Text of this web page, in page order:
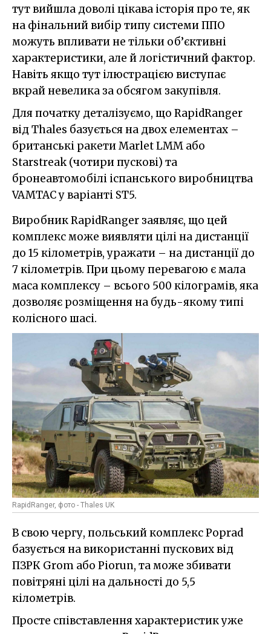
тут вийшла доволі цікава історія про те, як
на фінальний вибір типу системи ППО
можуть впливати не тільки об’єктивні
характеристики, але й логістичний фактор.
Навіть якщо тут ілюстрацією виступає
вкрай невелика за обсягом закупівля.
Для початку деталізуємо, що RapidRanger
від Thales базується на двох елементах –
британські ракети Marlet LMM або
Starstreak (чотири пускові) та
бронеавтомобілі іспанського виробництва
VAMTAC у варіанті ST5.
Виробник RapidRanger заявляє, що цей
комплекс може виявляти цілі на дистанції
до 15 кілометрів, уражати – на дистанції до
7 кілометрів. При цьому перевагою є мала
маса комплексу – всього 500 кілограмів, яка
дозволяє розміщення на будь-якому типі
колісного шасі.
RapidRanger, фото - Thales UK
В свою чергу, польський комплекс Poprad
базується на використанні пускових від
ПЗРК Grom або Piorun, та може збивати
повітряні цілі на дальності до 5,5
кілометрів.
Просте співставлення характеристик уже